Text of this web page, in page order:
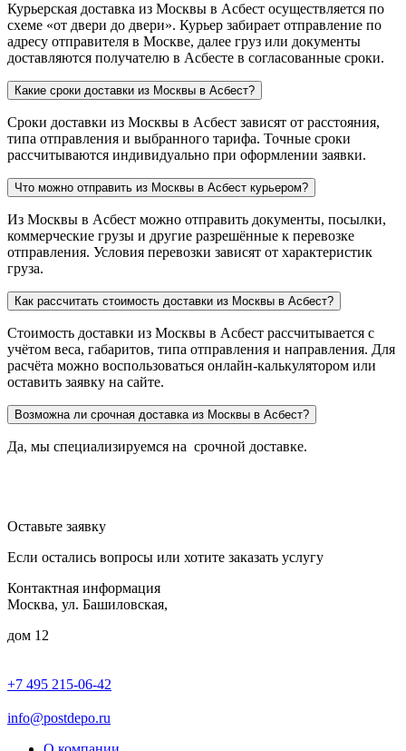
Курьерская доставка из Москвы в Асбест осуществляется по
схеме «от двери до двери». Курьер забирает отправление по
адресу отправителя в Москве, далее груз или документы
доставляются получателю в Асбесте в согласованные сроки.
Какие сроки доставки из Москвы в Асбест?
Сроки доставки из Москвы в Асбест зависят от расстояния,
типа отправления и выбранного тарифа. Точные сроки
рассчитываются индивидуально при оформлении заявки.
Что можно отправить из Москвы в Асбест курьером?
Из Москвы в Асбест можно отправить документы, посылки,
коммерческие грузы и другие разрешённые к перевозке
отправления. Условия перевозки зависят от характеристик
груза.
Как рассчитать стоимость доставки из Москвы в Асбест?
Стоимость доставки из Москвы в Асбест рассчитывается с
учётом веса, габаритов, типа отправления и направления. Для
расчёта можно воспользоваться онлайн-калькулятором или
оставить заявку на сайте.
Возможна ли срочная доставка из Москвы в Асбест?
Да, мы специализируемся на срочной доставке.
Оставьте заявку
Если остались вопросы или хотите заказать услугу
Контактная информация
Москва, ул. Башиловская,
дом 12
+7 495 215-06-42
info@postdepo.ru